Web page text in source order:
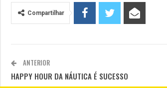
Compartilhar
ANTERIOR
HAPPY HOUR DA NÁUTICA É SUCESSO